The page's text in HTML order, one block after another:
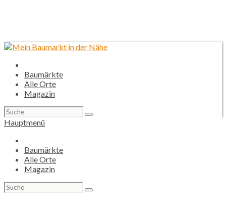
Baumärkte
Alle Orte
Magazin
Suchen
nach:
Hauptmenü
Baumärkte
Alle Orte
Magazin
Suchen
nach: